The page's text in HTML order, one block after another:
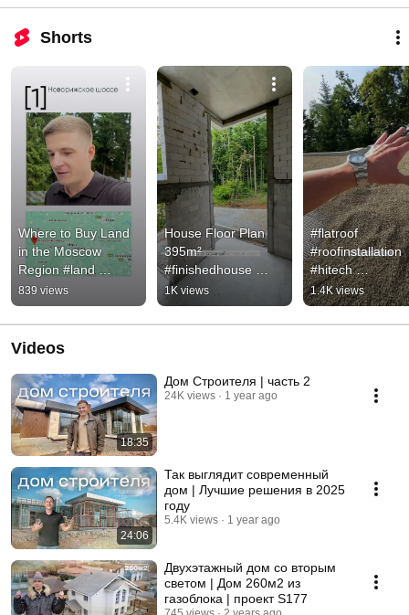
Shorts
Where to Buy Land
in the Moscow
Region #land
#plotofland
#homeconstruction
#buyingahouse
839 views
House Floor Plan
395m²
#finishedhouse
#architecture
#privatedomes
#realestate
1K views
#flatroof
#roofinstallation
#hitech
1.4K views
Videos
18:35
Дом Строителя | часть 2
24K views 1 year ago
24:06
Так выглядит современный
дом | Лучшие решения в 2025
году
5.4K views 1 year ago
Двухэтажный дом со вторым
светом | Дом 260м2 из
газоблока | проект S177